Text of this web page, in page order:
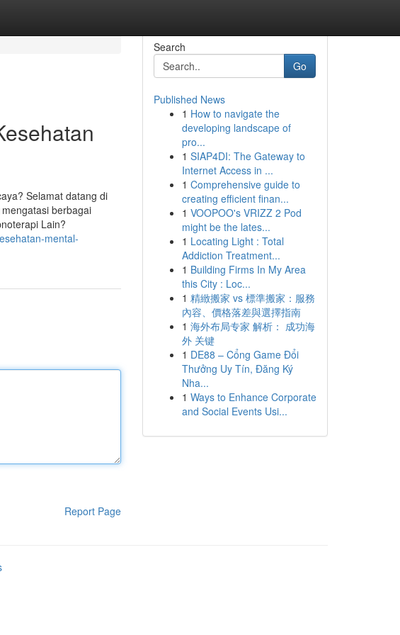
Selamat datang di
berbagai
Lain?
mental-
Report Page
Search
Go
Published News
1 How to navigate the
developing landscape of
pro...
1 SIAP4DI: The Gateway to
Internet Access in ...
1 Comprehensive guide to
creating efficient finan...
1 VOOPOO's VRIZZ 2 Pod
might be the lates...
1 Locating Light : Total
Addiction Treatment...
1 Building Firms In My Area
this City : Loc...
1 精緻搬家 vs 標準搬家：服務
內容、價格落差與選擇指南
1 海外布局专家 解析： 成功海
外 关键
1 DE88 – Cổng Game Đổi
Thưởng Uy Tín, Đăng Ký
Nha...
1 Ways to Enhance Corporate
and Social Events Usi...